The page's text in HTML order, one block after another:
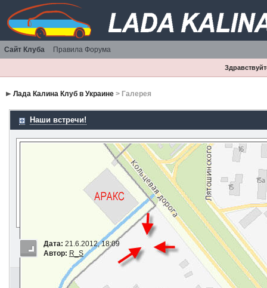
Сайт Клуба Правила Форума
Лада Калина Клуб в Украине> Галерея
Наши встречи!
Дата: 21.6.2012, 18:09
Автор: R_S